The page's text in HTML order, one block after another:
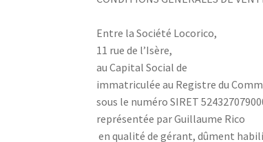
Entre la Société Locorico,
11 rue de l’Isère,
au Capital Social de
immatriculée au Registre du
sous le numéro SIRET
représentée par Guillaume Rico
en qualité de gérant, dûment